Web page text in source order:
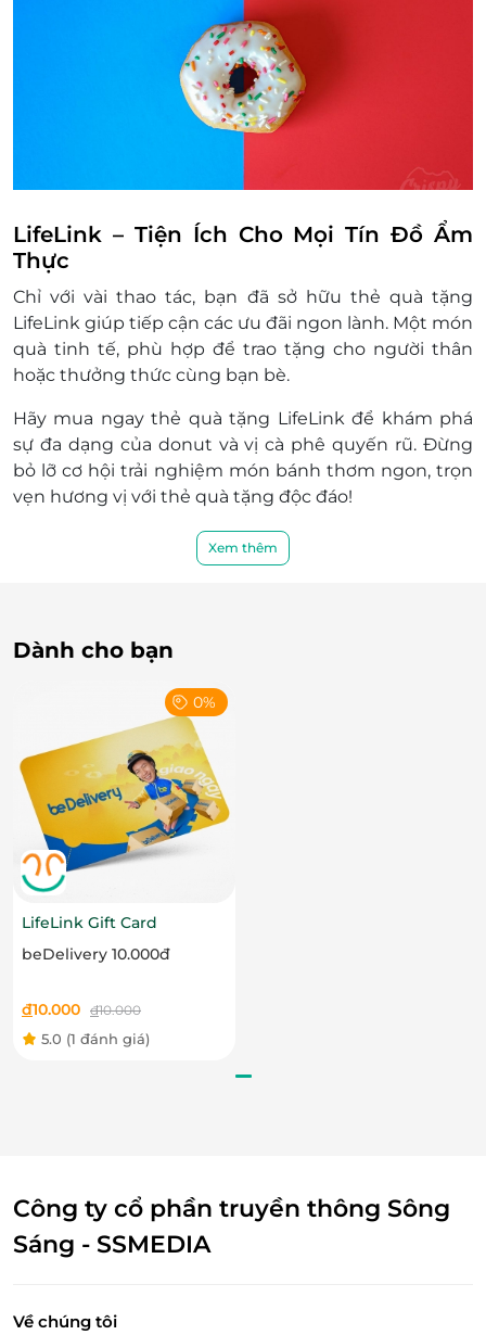
LifeLink – Tiện Ích Cho Mọi Tín Đồ Ẩm
Thực
Chỉ với vài thao tác, bạn đã sở hữu thẻ quà tặng
LifeLink giúp tiếp cận các ưu đãi ngon lành. Một món
quà tinh tế, phù hợp để trao tặng cho người thân
hoặc thưởng thức cùng bạn bè.
Hãy mua ngay thẻ quà tặng LifeLinkđể khám phá
sự đa dạng của donut và vị cà phê quyến rũ. Đừng
bỏ lỡ cơ hội trải nghiệm món bánh thơm ngon, trọn
vẹn hương vị với thẻ quà tặng độc đáo!
Xem thêm
Dành cho bạn
0%
LifeLink Gift Card
beDelivery 10.000đ
đ10.000 đ10.000
5.0 (1 đánh giá)
Công ty cổ phần truyền thông Sông
Sáng - SSMEDIA
Về chúng tôi